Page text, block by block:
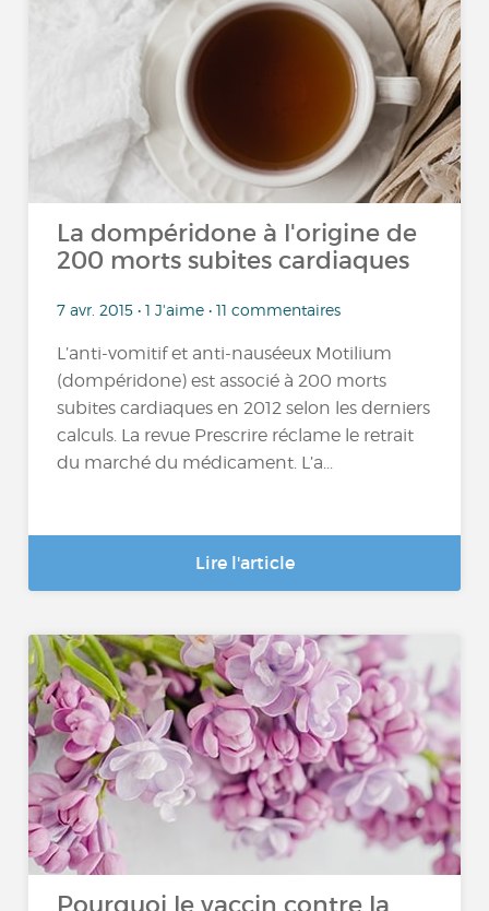
La dompéridone à l'origine de
200 morts subites cardiaques
7 avr. 2015 • 1 J'aime • 11 commentaires
L’anti-vomitif et anti-nauséeux Motilium
(dompéridone) est associé à 200 morts
subites cardiaques en 2012 selon les derniers
calculs. La revue Prescrire réclame le retrait
du marché du médicament. L’a...
Lire l'article
Pourquoi le vaccin contre la